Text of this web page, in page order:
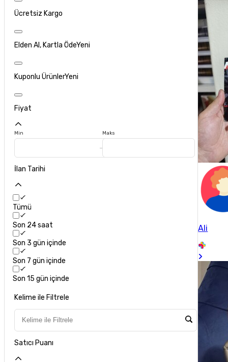
Ücretsiz Kargo
Elden Al, Kartla ÖdeYeni
Kuponlu ÜrünlerYeni
Fiyat
Min Maks
İlan Tarihi
Tümü
Son 24 saat
Son 3 gün içinde
Son 7 gün içinde
Son 15 gün içinde
Kelime ile Filtrele
Satıcı Puanı
Ali